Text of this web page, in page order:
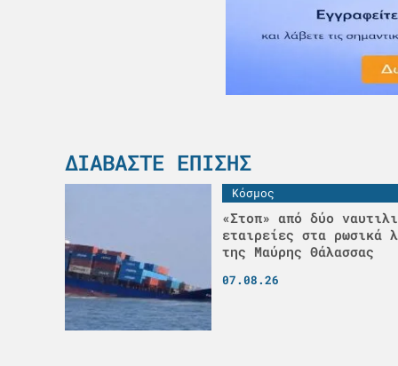
ΔΙΑΒΆΣΤΕ ΕΠΊΣΗΣ
Κόσμος
«Στοπ» από δύο
εταιρείες στα ρωσικά
της Μαύρης Θάλασσας
07.08.26